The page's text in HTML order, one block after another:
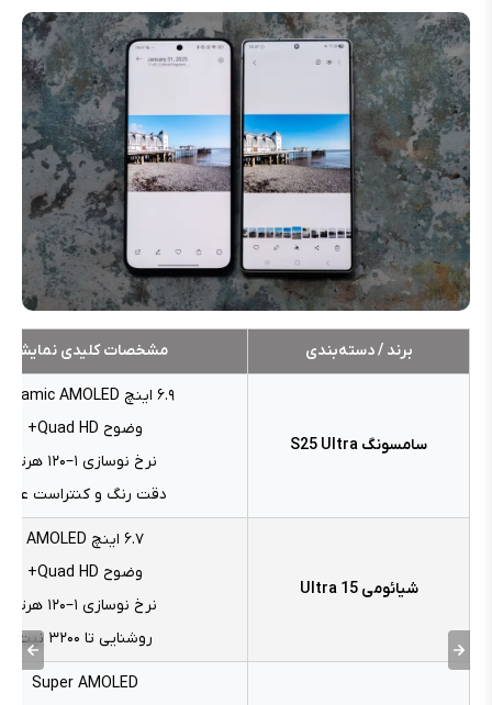
برند / دسته‌بندی مشخصات کلیدی نمایشگر
سامسونگ S25 Ultra
۶.۹ اینچ Dynamic AMOLED
وضوح Quad HD+
نرخ نوسازی ۱–۱۲۰ هرتز
دقت رنگ و کنتراست عالی
شیائومی Ultra 15
۶.۷ اینچ AMOLED
وضوح Quad HD+
نرخ نوسازی ۱–۱۲۰ هرتز
روشنایی تا ۳۲۰۰ نیت
Super AMOLED